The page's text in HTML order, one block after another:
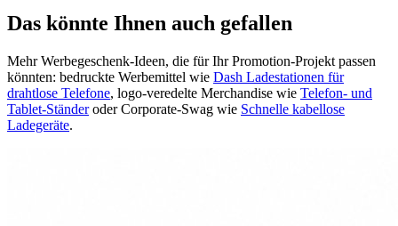
Das könnte Ihnen auch gefallen
Mehr Werbegeschenk-Ideen, die für Ihr Promotion-Projekt passen
könnten: bedruckte Werbemittel wie Dash Ladestationen für
drahtlose Telefone, logo-veredelte Merchandise wie Telefon- und
Tablet-Ständeroder Corporate-Swag wie Schnelle kabellose
Ladegeräte.